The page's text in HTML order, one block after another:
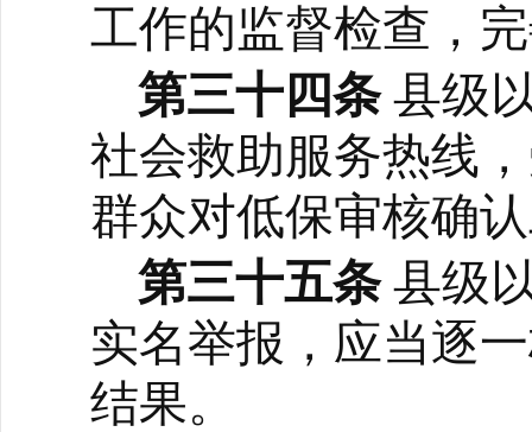
工作的监督检查，
第三十四条 县级
社会救助服务热线
群众对低保审核确
第三十五条 县级
实名举报，应当逐
结果。